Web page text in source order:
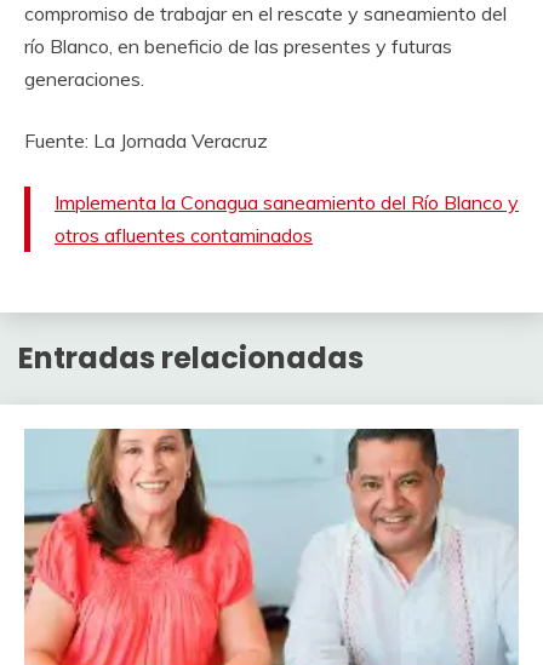
compromiso de trabajar en el rescate y saneamiento del
río Blanco, en beneficio de las presentes y futuras
generaciones.
Fuente: La Jornada Veracruz
Implementa la Conagua saneamiento del Río Blanco y
otros afluentes contaminados
Entradas relacionadas